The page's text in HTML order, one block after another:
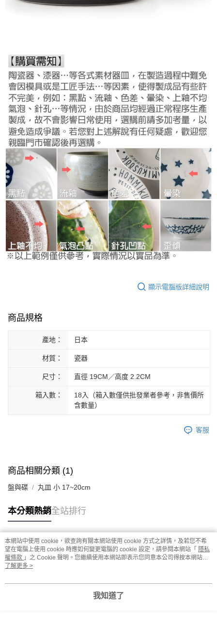
顯示電腦版詳細說明
商品規格
產地： 日本
材質： 瓷器
尺寸： 直徑 19CM／高度 2.2CM
箱入數：
18入（箱入數僅供批發業者參考，非售價所
含數量）
客服
商品相關分類 (1)
盤與碟 丸皿 小 17~20cm
本分類熱銷全站排行
熱門標籤
本網站中使用 cookie，欲查詢有關本網站使用 cookie 方式之詳情，及若您不希
望在電腦上使用 cookie 時應如何變更電腦的 cookie 設定，請參閱本網站「 隱私
權條款 」之 Cookie 聲明。您繼續使用本網站即表示您同意本公司得按本網站使
用條款之 Cookie 聲明使用 cookie。
了解更多 >
我知道了